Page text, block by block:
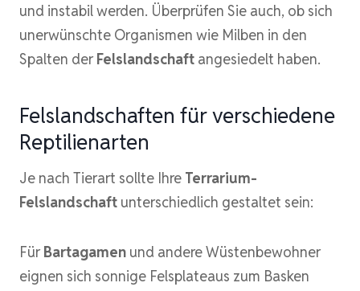
und instabil werden. Überprüfen Sie auch, ob sich
unerwünschte Organismen wie Milben in den
Spalten derFelslandschaft angesiedelt haben.
Felslandschaften für verschiedene
Reptilienarten
Je nach Tierart sollte Ihre Terrarium-
Felslandschaft unterschiedlich gestaltet sein:
FürBartagamen und andere Wüstenbewohner
eignen sich sonnige Felsplateaus zum Basken